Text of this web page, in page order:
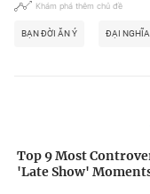
Khám phá thêm chủ đề
BẠN ĐỜI ĂN Ý ĐẠI NGHĨA